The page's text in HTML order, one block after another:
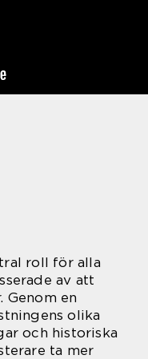
roll för alla
av att
Genom en
olika
och historiska
ta mer